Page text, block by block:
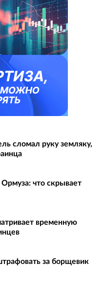
сломал руку земляку,
Ормуза: что скрывает
временную
за борщевик